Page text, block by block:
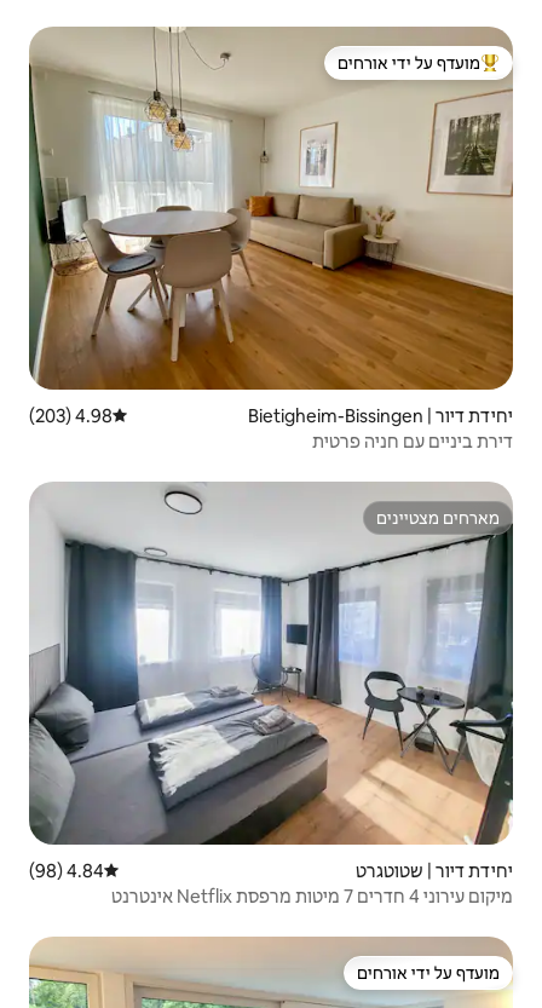
ידי אורחים
דירוג ממוצע של 4.98 מתוך 5, 203 ביקורות
4.98 (203)
דירוג ממוצע של 4.84 מתוך 5, 98 ביקורות